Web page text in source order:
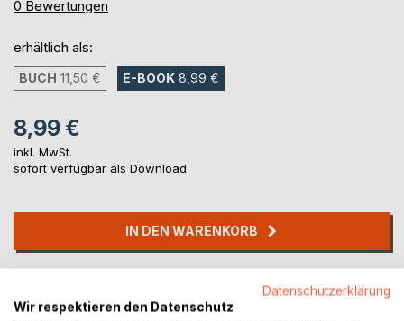
0%
0 Bewertungen
erhältlich als:
BUCH 11,50 € E-BOOK 8,99 €
8,99 €
inkl. MwSt.
sofort verfügbar als Download
IN DEN WARENKORB
Titel bewerten
Datenschutzerklärung
Wir respektieren den Datenschutz